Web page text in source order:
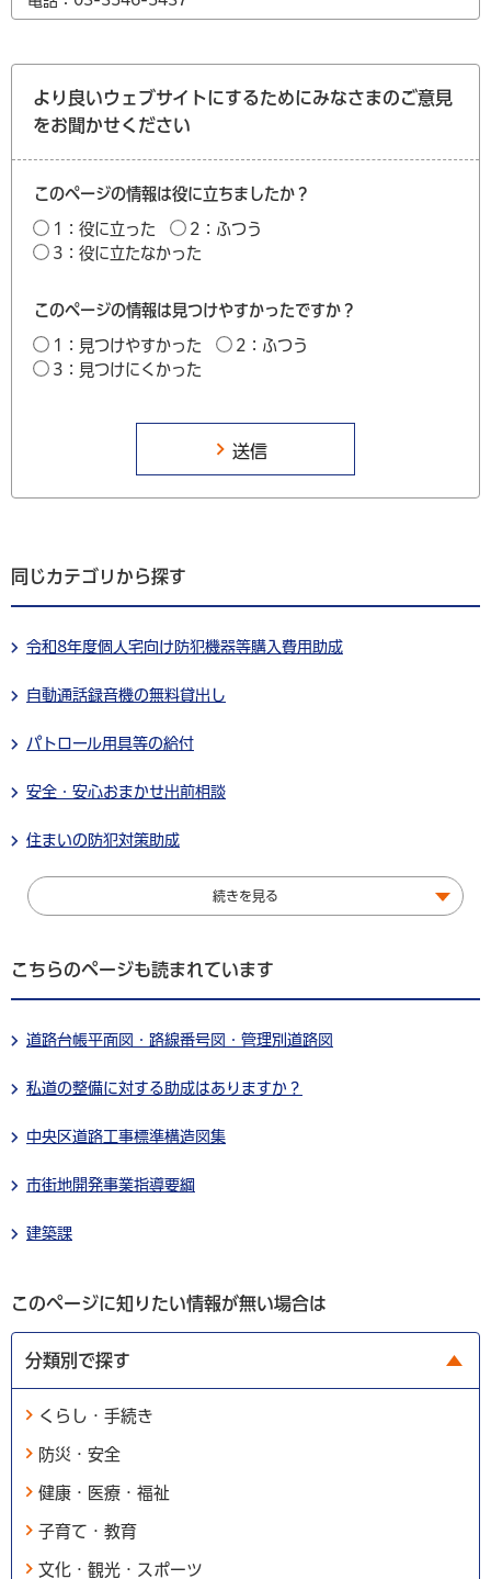
より良いウェブサイトにするためにみなさまのご意見
をお聞かせください
このページの情報は役に立ちましたか？
1：役に立った
2：ふつう
3：役に立たなかった
このページの情報は見つけやすかったですか？
1：見つけやすかった
2：ふつう
3：見つけにくかった
同じカテゴリから探す
令和8年度個人宅向け防犯機器等購入費用助成
自動通話録音機の無料貸出し
パトロール用具等の給付
安全・安心おまかせ出前相談
住まいの防犯対策助成
続きを見る
こちらのページも読まれています
道路台帳平面図・路線番号図・管理別道路図
私道の整備に対する助成はありますか？
中央区道路工事標準構造図集
市街地開発事業指導要綱
建築課
このページに知りたい情報が無い場合は
分類別で探す
くらし・手続き
防災・安全
健康・医療・福祉
子育て・教育
文化・観光・スポーツ